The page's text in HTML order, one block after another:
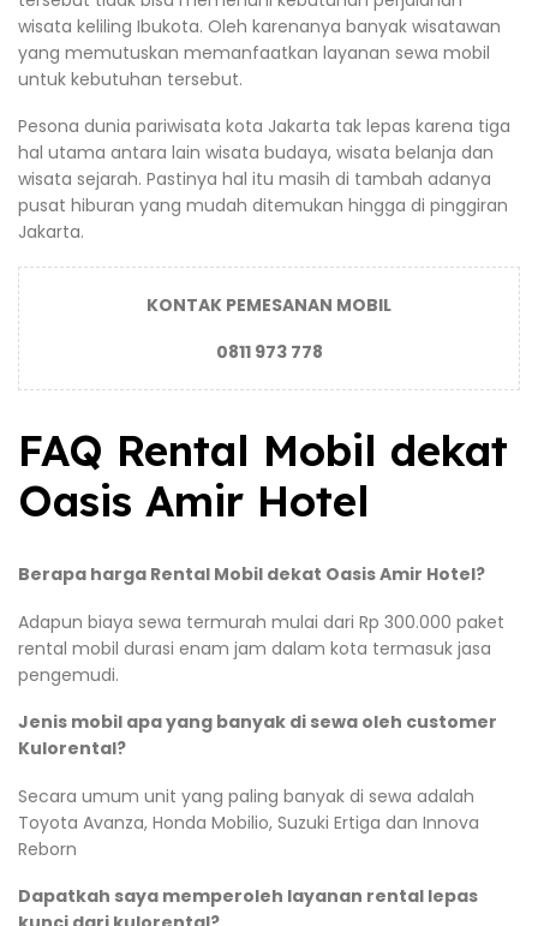
wisata keliling Ibukota. Oleh karenanya banyak wisatawan
yang memutuskan memanfaatkan layanan sewa mobil
untuk kebutuhan tersebut.
Pesona dunia pariwisata kota Jakarta tak lepas karena tiga
hal utama antara lain wisata budaya, wisata belanja dan
wisata sejarah. Pastinya hal itu masih di tambah adanya
pusat hiburan yang mudah ditemukan hingga di pinggiran
Jakarta.
KONTAK PEMESANAN MOBIL
0811 973 778
FAQ Rental Mobil dekat
Oasis Amir Hotel
Berapa harga Rental Mobil dekat Oasis Amir Hotel?
Adapun biaya sewa termurah mulai dari Rp 300.000 paket
rental mobil durasi enam jam dalam kota termasuk jasa
pengemudi.
Jenis mobil apa yang banyak di sewa oleh customer
Kulorental?
Secara umum unit yang paling banyak di sewa adalah
Toyota Avanza, Honda Mobilio, Suzuki Ertiga dan Innova
Reborn
Dapatkah saya memperoleh layanan rental lepas